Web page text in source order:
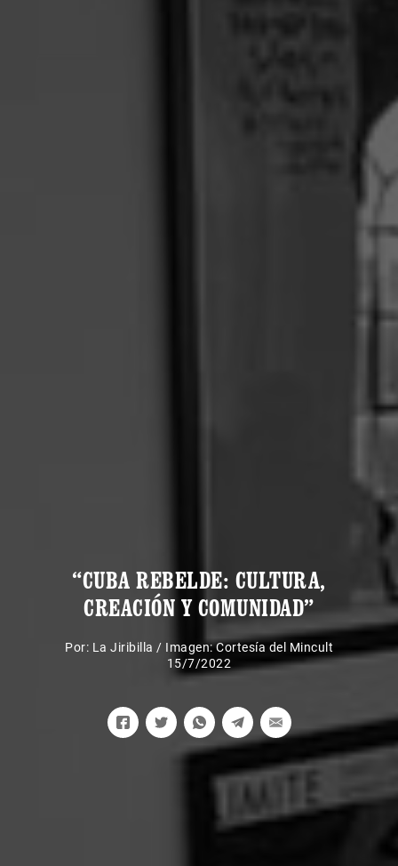
“CUBA REBELDE: CULTURA,
CREACIÓN Y COMUNIDAD”
Por: La Jiribilla / Imagen: Cortesía del Mincult
15/7/2022